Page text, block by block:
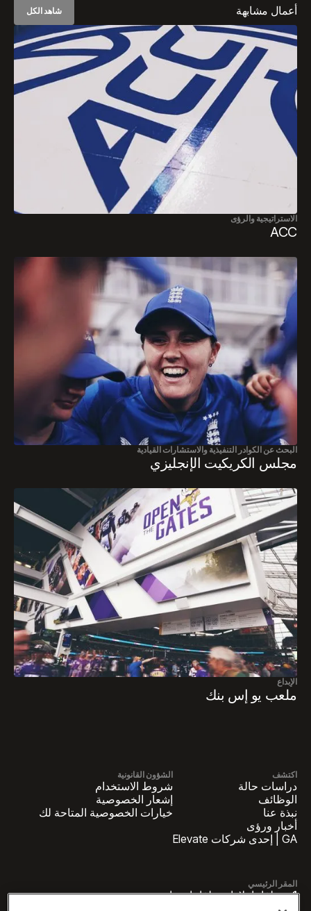
أعمال مشابهة شاهد الكل
الاستراتيجية والرؤى
ACC
البحث عن الكوادر التنفيذية والاستشارات القيادية
مجلس الكريكيت الإنجليزي
الإبداع
ملعب يو إس بنك
اكتشف
دراسات حالة
الوظائف
نبذة عنا
أخبار ورؤى
GA | إحدى شركات Elevate
الشؤون القانونية
شروط الاستخدام
إشعار الخصوصية
خيارات الخصوصية المتاحة لك
المقر الرئيسي
1 بنسلفانيا بلازا بنسلفانيا، جناح